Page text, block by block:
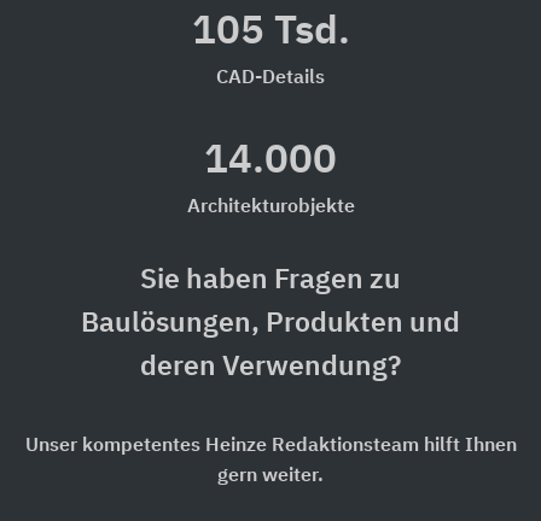
105 Tsd.
CAD-Details
14.000
Architekturobjekte
Sie haben Fragen zu
Baulösungen, Produkten und
deren Verwendung?
Unser kompetentes Heinze Redaktionsteam hilft Ihnen
gern weiter.